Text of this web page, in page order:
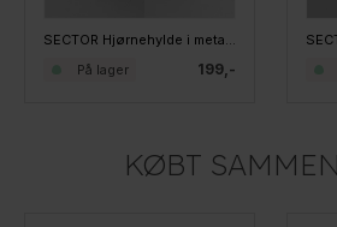
SECTOR Hjørnehylde i metal - Sort - Medium 24 cm
199,-
På lager
KØBT